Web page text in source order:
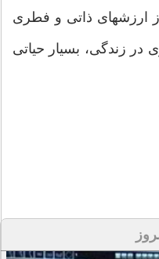
ارزشهای ذاتی و فطری
زندگی، بسیار حیاتی